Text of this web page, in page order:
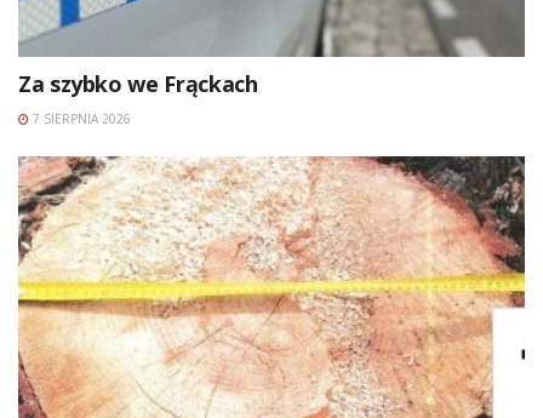
Za szybko we Frąckach
7 SIERPNIA 2026